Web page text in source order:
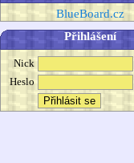
BlueBoard.cz
Přihlášení
Nick
Heslo